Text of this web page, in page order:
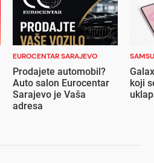
EUROCENTAR SARAJEVO
Prodajete automobil?
Auto salon Eurocentar
Sarajevo je Vaša
adresa
koji